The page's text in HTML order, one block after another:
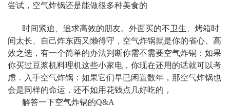
尝试，空气炸锅还是能做很多种美食的
时间紧迫、追求高效的朋友。外面买的不卫生、烤箱时
间太长、自己炸东西又懒得守，空气炸锅就是你的省心、高
效之选，有一个简单的办法判断你需不需要空气炸锅：如果
你买过豆浆机料理机这些小家电，你现在还用的话就可以考
虑．入手空气炸锅：如果它们早已闲置数年，那空气炸锅也
会是同样的命运．还不如用花钱点几好吃的，
解答一下空气炸锅的Q&A